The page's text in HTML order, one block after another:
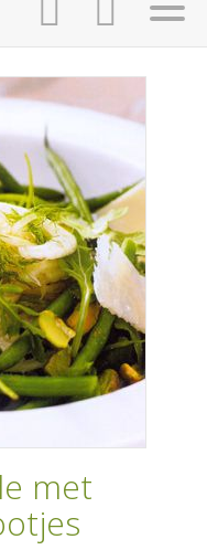
INLOGGEN
AANMELDEN
met